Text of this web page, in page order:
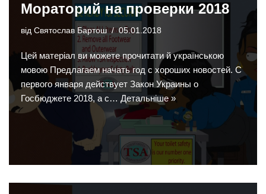
Мораторий на проверки 2018
від Святослав Бартош 05.01.2018
Цей матеріал ви можете прочитати й українською
мовою Предлагаем начать год с хороших новостей. С
первого января действует Закон Украины о
Госбюджете 2018, а с… Детальніше »